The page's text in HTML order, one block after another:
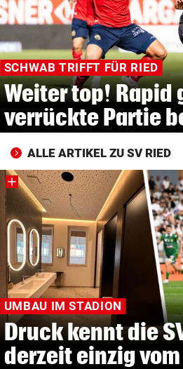
SCHWAB TRIFFT FÜR RIED
Weiter top! Rapid
verrückte Partie
ALLE ARTIKEL ZU SV RIED
UMBAU IM STADION
Druck kennt die
derzeit einzig